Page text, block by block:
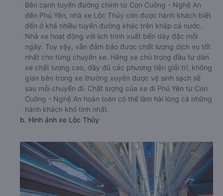
Bên cạnh tuyến đường chính từ Con Cuông - Nghệ An
đến Phú Yên, nhà xe Lộc Thủy còn được hành khách biết
đến ở khá nhiều tuyến đường khác trên khắp cả nước.
Nhà xe hoạt động với lịch trình xuất bến dày đặc mỗi
ngày. Tuy vậy, vẫn đảm bảo được chất lượng dịch vụ tốt
nhất cho từng chuyến xe. Hãng xe chú trọng đầu tư dàn
xe chất lượng cao, đầy đủ các phương tiện giải trí, không
gian bên trong xe thường xuyên được vệ sinh sạch sẽ
sau mỗi chuyến đi. Chất lượng của xe đi Phú Yên từ Con
Cuông - Nghệ An hoàn toàn có thể làm hài lòng cả những
hành khách khó tính nhất.
b. Hình ảnh xe Lộc Thủy